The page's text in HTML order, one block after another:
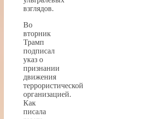
взглядов.
Во
вторник
Трамп
подписал
указ о
признании
движения
террористической
организацией.
Как
писала